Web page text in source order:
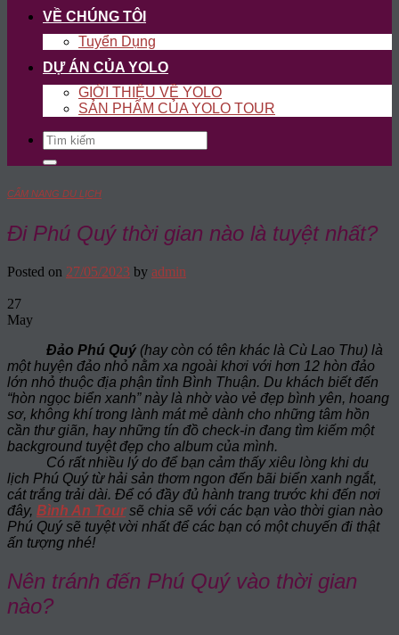
VỀ CHÚNG TÔI
Tuyển Dụng
DỰ ÁN CỦA YOLO
GIỚI THIỆU VỀ YOLO
SẢN PHẨM CỦA YOLO TOUR
Search
for:
CẨM NANG DU LỊCH
Đi Phú Quý thời gian nào là tuyệt nhất?
Posted on 27/05/2023 by admin
27
May
Đảo Phú Quý (hay còn có tên khác là Cù Lao Thu) là
một huyện đảo nhỏ nằm xa ngoài khơi với hơn 12 hòn đảo
lớn nhỏ thuộc địa phận tỉnh Bình Thuận. Du khách biết đến
“hòn ngọc biển xanh” này là nhờ vào vẻ đẹp bình yên, hoang
sơ, không khí trong lành mát mẻ dành cho những tâm hồn
cần thư giãn, hay những tín đồ check-in đang tìm kiếm một
background tuyệt đẹp cho album của mình.
Có rất nhiều lý do để bạn cảm thấy xiêu lòng khi du
lịch Phú Quý từ hải sản thơm ngon đến bãi biển xanh ngắt,
cát trắng trải dài. Để có đầy đủ hành trang trước khi đến nơi
đây, Bình An Tour sẽ chia sẽ với các bạn vào thời gian nào
Phú Quý sẽ tuyệt vời nhất để các bạn có một chuyến đi thật
ấn tượng nhé!
Nên tránh đến Phú Quý vào thời gian
nào?